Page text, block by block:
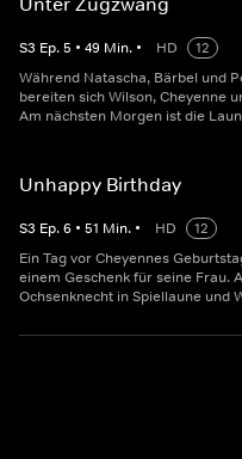
S3 Ep.5 • 49 Min. • HD
12
Während Natascha, Bärbel und
bereiten sich Wilson, Cheyenne
Am nächsten Morgen ist die
Unhappy Birthday
S3 Ep.6 • 51 Min. • HD
12
Ein Tag vor Cheyennes
einem Geschenk für seine Frau.
Ochsenknecht in Spiellaune und